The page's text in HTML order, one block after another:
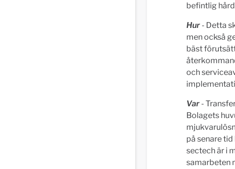
befintlig
Hur - Detta
men också
bäst
och
Var -
Bolagets
på senare
sectech är i
samarbeten